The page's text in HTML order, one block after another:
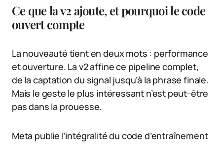
Ce que la v2 ajoute, et pourquoi le code
ouvert compte
La nouveauté tient en deux mots : performance
et ouverture. La v2 affine ce pipeline complet,
de la captation du signal jusqu’à la phrase finale.
Mais le geste le plus intéressant n’est peut-être
pas dans la prouesse.
Meta publie l’intégralité du code d’entraînement